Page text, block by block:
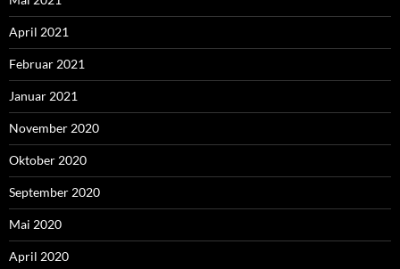
April 2021
Februar 2021
Januar 2021
November 2020
Oktober 2020
September 2020
Mai 2020
April 2020